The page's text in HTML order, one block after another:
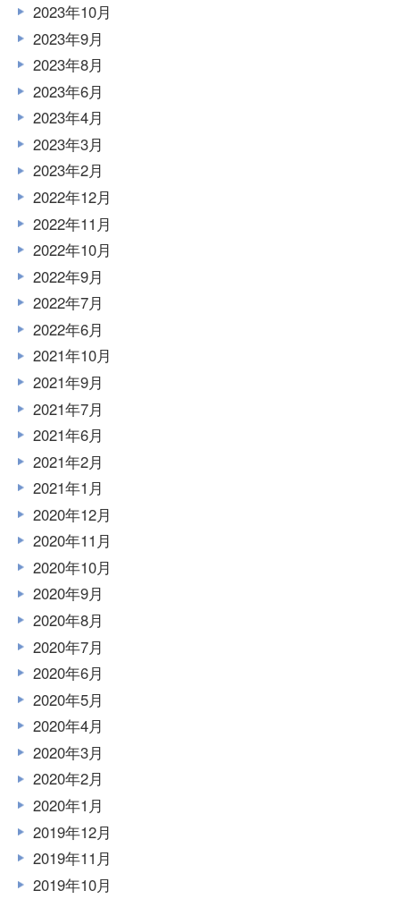
2023年10月
2023年9月
2023年8月
2023年6月
2023年4月
2023年3月
2023年2月
2022年12月
2022年11月
2022年10月
2022年9月
2022年7月
2022年6月
2021年10月
2021年9月
2021年7月
2021年6月
2021年2月
2021年1月
2020年12月
2020年11月
2020年10月
2020年9月
2020年8月
2020年7月
2020年6月
2020年5月
2020年4月
2020年3月
2020年2月
2020年1月
2019年12月
2019年11月
2019年10月